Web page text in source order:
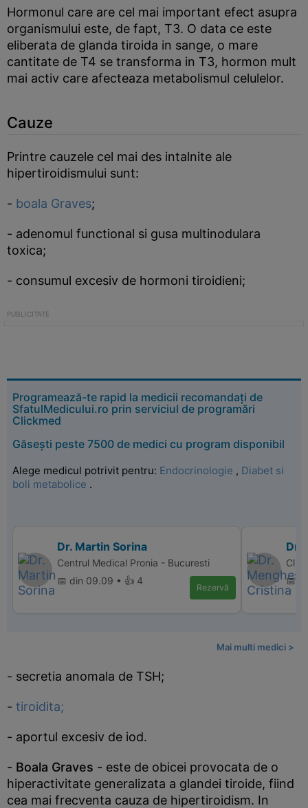
Hormonul care are cel mai important efect asupra
organismului este, de fapt, T3. O data ce este
eliberata de glanda tiroida in sange, o mare
cantitate de T4 se transforma in T3, hormon mult
mai activ care afecteaza metabolismul celulelor.
Cauze
Printre cauzele cel mai des intalnite ale
hipertiroidismului sunt:
- boala Graves;
- adenomul functional si gusa multinodulara
toxica;
- consumul excesiv de hormoni tiroidieni;
Programează-te rapid la medicii recomandați de
SfatulMedicului.ro prin serviciul de programări
Clickmed
Găsești peste 7500 de medici cu program disponibil
Alege medicul potrivit pentru: Endocrinologie , Diabet si
boli metabolice .
Dr. Martin Sorina
Centrul Medical Pronia - Bucuresti
📅 din 09.09 • 👍 4
Rezervă
Dr.
📅
Mai multi medici >
- secretia anomala de TSH;
- tiroidita;
- aportul excesiv de iod.
- Boala Graves - este de obicei provocata de o
hiperactivitate generalizata a glandei tiroide, fiind
cea mai frecventa cauza de hipertiroidism. In